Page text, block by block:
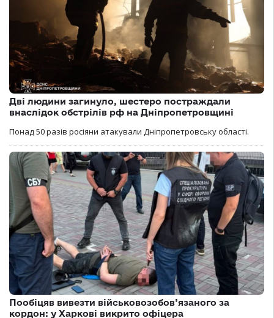
Дві людини загинуло, шестеро постраждали
внаслідок обстрілів рф на Дніпропетровщині
Понад 50 разів росіяни атакували Дніпропетровську області.
Пообіцяв вивезти військовозобов’язаного за
кордон: у Харкові викрито офіцера